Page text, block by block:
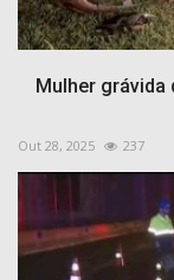
Mulher
Out 28, 2025 237